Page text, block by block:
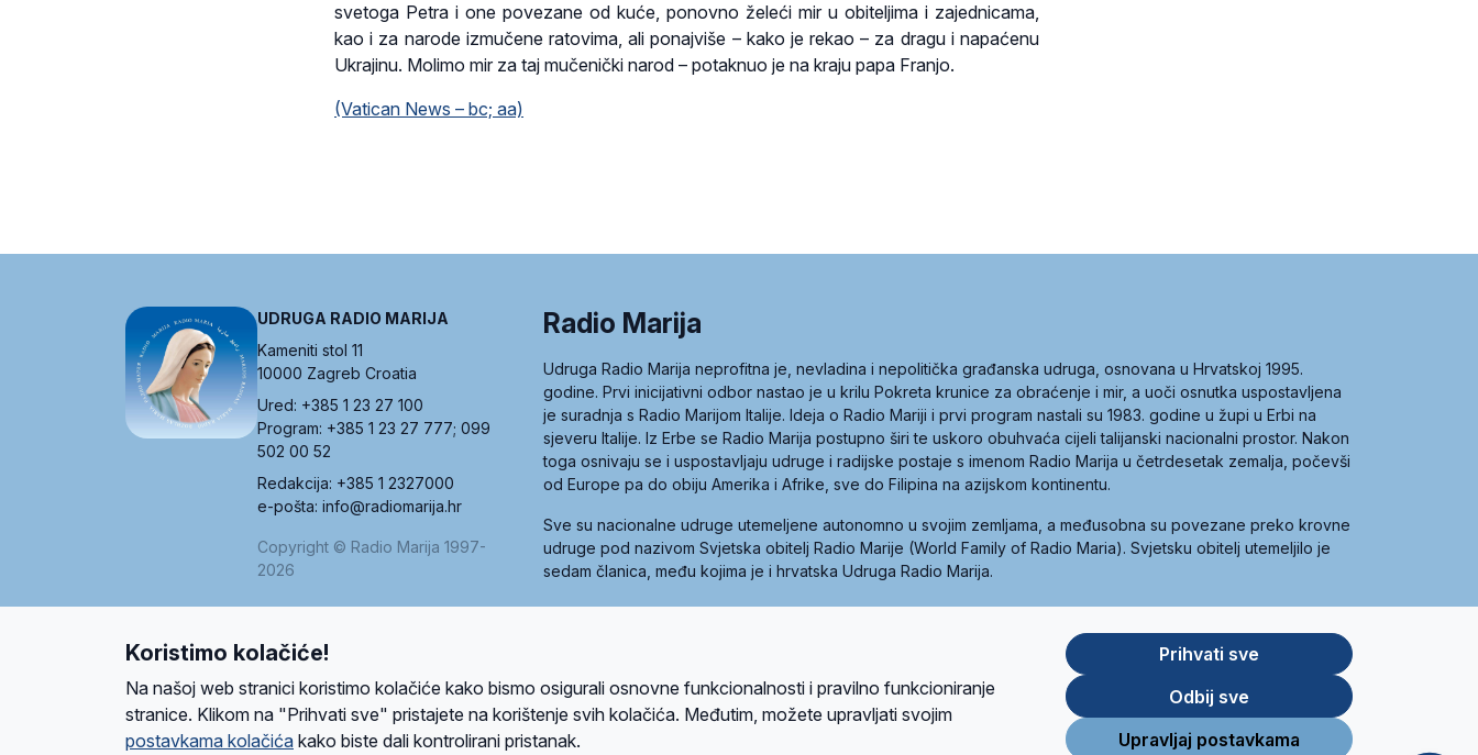
svetoga Petra i one povezane od kuće, ponovno želeći mir u obiteljima i zajednicama,
kao i za narode izmučene ratovima, ali ponajviše – kako je rekao – za dragu i napaćenu
Ukrajinu. Molimo mir za taj mučenički narod – potaknuo je na kraju papa Franjo.
(Vatican News – bc; aa)
UDRUGA RADIO MARIJA
Kameniti stol 11
10000 Zagreb Croatia
Ured: +385 1 23 27 100
Program: +385 1 23 27 777; 099
502 00 52
Redakcija: +385 1 2327000
e-pošta: info@radiomarija.hr
Copyright © Radio Marija 1997-
2026
Radio Marija
Udruga Radio Marija neprofitna je, nevladina i nepolitička građanska udruga, osnovana u Hrvatskoj 1995.
godine. Prvi inicijativni odbor nastao je u krilu Pokreta krunice za obraćenje i mir, a uoči osnutka uspostavljena
je suradnja s Radio Marijom Italije. Ideja o Radio Mariji i prvi program nastali su 1983. godine u župi u Erbi na
sjeveru Italije. Iz Erbe se Radio Marija postupno širi te uskoro obuhvaća cijeli talijanski nacionalni prostor. Nakon
toga osnivaju se i uspostavljaju udruge i radijske postaje s imenom Radio Marija u četrdesetak zemalja, počevši
od Europe pa do obiju Amerika i Afrike, sve do Filipina na azijskom kontinentu.
Sve su nacionalne udruge utemeljene autonomno u svojim zemljama, a međusobna su povezane preko krovne
udruge pod nazivom Svjetska obitelj Radio Marije (World Family of Radio Maria). Svjetsku obitelj utemeljilo je
sedam članica, među kojima je i hrvatska Udruga Radio Marija.
Ova stranica je zaštićena Google reCAPTCHA sustavom Store
Koristimo kolačiće!
Na našoj web stranici koristimo kolačiće kako bismo osigurali osnovne funkcionalnosti i pravilno funkcioniranje
stranice. Klikom na "Prihvati sve" pristajete na korištenje svih kolačića. Međutim, možete upravljati svojim
postavkama kolačića kako biste dali kontrolirani pristanak.
Prihvati sve
Odbij sve
Upravljaj postavkama